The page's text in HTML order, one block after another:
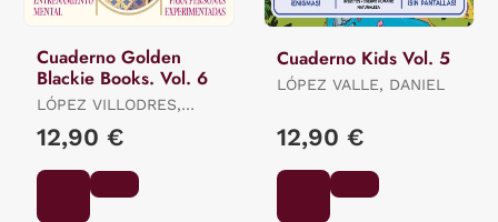
Cuaderno Golden
Blackie Books. Vol. 6
LÓPEZ VILLODRES,
MARÍA
12,90 €
Cuaderno Kids Vol. 5
LÓPEZ VALLE, DANIEL
12,90 €